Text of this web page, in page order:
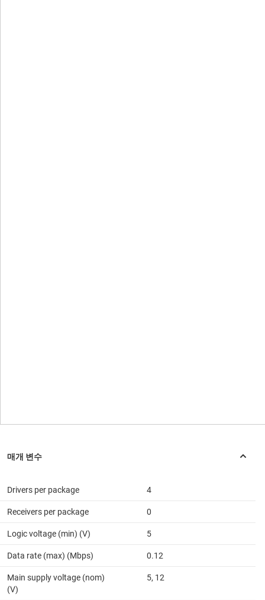
Drivers per package 4
Receivers per package 0
Logic voltage (min) (V) 5
Data rate (max) (Mbps) 0.12
Main supply voltage (nom)
(V)
5, 12